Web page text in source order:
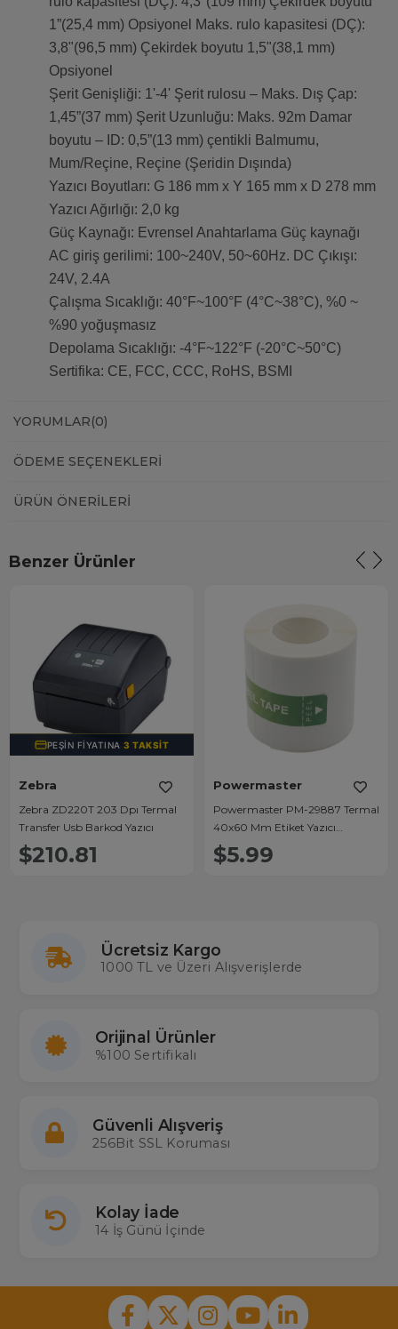
1”(25,4 mm) Opsiyonel Maks. rulo kapasitesi (DÇ):
3,8"(96,5 mm) Çekirdek boyutu 1,5"(38,1 mm)
Opsiyonel
Şerit Genişliği: 1'-4' Şerit rulosu – Maks. Dış Çap:
1,45”(37 mm) Şerit Uzunluğu: Maks. 92m Damar
boyutu – ID: 0,5”(13 mm) çentikli Balmumu,
Mum/Reçine, Reçine (Şeridin Dışında)
Yazıcı Boyutları: G 186 mm x Y 165 mm x D 278 mm
Yazıcı Ağırlığı: 2,0 kg
Güç Kaynağı: Evrensel Anahtarlama Güç kaynağı
AC giriş gerilimi: 100~240V, 50~60Hz. DC Çıkışı:
24V, 2.4A
Çalışma Sıcaklığı: 40°F~100°F (4°C~38°C), %0 ~
%90 yoğuşmasız
Depolama Sıcaklığı: -4°F~122°F (-20°C~50°C)
Sertifika: CE, FCC, CCC, RoHS, BSMI
YORUMLAR(0)
ÖDEME SEÇENEKLERI
ÜRÜN ÖNERILERI
Benzer Ürünler
PEŞIN FIYATINA3 TAKSIT
Zebra
Zebra ZD220T 203 Dpı Termal
Transfer Usb Barkod Yazıcı
$210.81
Powermaster
Powermaster PM-29887 Termal
40x60 Mm Etiket Yazıcı
Makinesi 120'li Rulo Etiketi
$5.99
Ücretsiz Kargo
1000 TL ve Üzeri Alışverişlerde
Orijinal Ürünler
%100 Sertifikalı
Güvenli Alışveriş
256Bit SSL Koruması
Kolay İade
14 İş Günü İçinde